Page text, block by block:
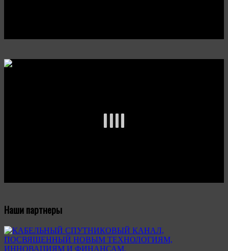
Наши партнеры